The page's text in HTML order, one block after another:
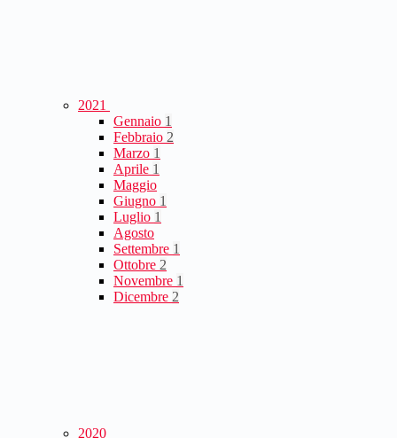
2021
Gennaio 1
Febbraio 2
Marzo 1
Aprile 1
Maggio
Giugno 1
Luglio 1
Agosto
Settembre 1
Ottobre 2
Novembre 1
Dicembre 2
2020